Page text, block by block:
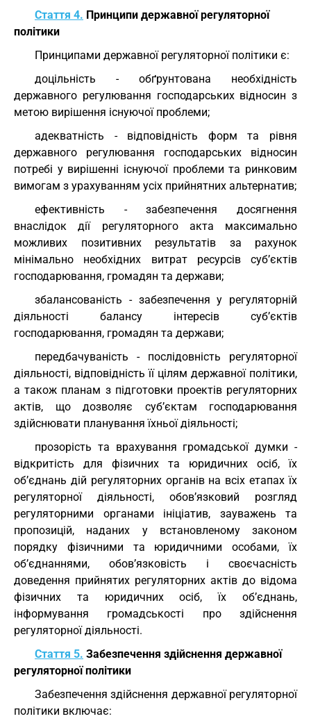
Стаття 4. Принципи державної регуляторної
політики
Принципами державної регуляторної політики є:
доцільність - обґрунтована необхідність
державного регулювання господарських відносин з
метою вирішення існуючої проблеми;
адекватність - відповідність форм та рівня
державного регулювання господарських відносин
потребі у вирішенні існуючої проблеми та ринковим
вимогам з урахуванням усіх прийнятних альтернатив;
ефективність - забезпечення досягнення
внаслідок дії регуляторного акта максимально
можливих позитивних результатів за рахунок
мінімально необхідних витрат ресурсів суб’єктів
господарювання, громадян та держави;
збалансованість - забезпечення у регуляторній
діяльності балансу інтересів суб’єктів
господарювання, громадян та держави;
передбачуваність - послідовність регуляторної
діяльності, відповідність її цілям державної політики,
а також планам з підготовки проектів регуляторних
актів, що дозволяє суб’єктам господарювання
здійснювати планування їхньої діяльності;
прозорість та врахування громадської думки -
відкритість для фізичних та юридичних осіб, їх
об’єднань дій регуляторних органів на всіх етапах їх
регуляторної діяльності, обов’язковий розгляд
регуляторними органами ініціатив, зауважень та
пропозицій, наданих у встановленому законом
порядку фізичними та юридичними особами, їх
об’єднаннями, обов’язковість і своєчасність
доведення прийнятих регуляторних актів до відома
фізичних та юридичних осіб, їх об’єднань,
інформування громадськості про здійснення
регуляторної діяльності.
Стаття 5. Забезпечення здійснення державної
регуляторної політики
Забезпечення здійснення державної регуляторної
політики включає: